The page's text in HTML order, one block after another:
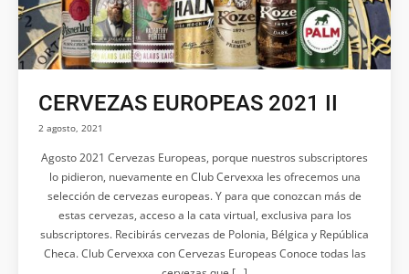
CERVEZAS EUROPEAS 2021 II
2 agosto, 2021
Agosto 2021 Cervezas Europeas, porque nuestros subscriptores
lo pidieron, nuevamente en Club Cervexxa les ofrecemos una
selección de cervezas europeas. Y para que conozcan más de
estas cervezas, acceso a la cata virtual, exclusiva para los
subscriptores. Recibirás cervezas de Polonia, Bélgica y República
Checa. Club Cervexxa con Cervezas Europeas Conoce todas las